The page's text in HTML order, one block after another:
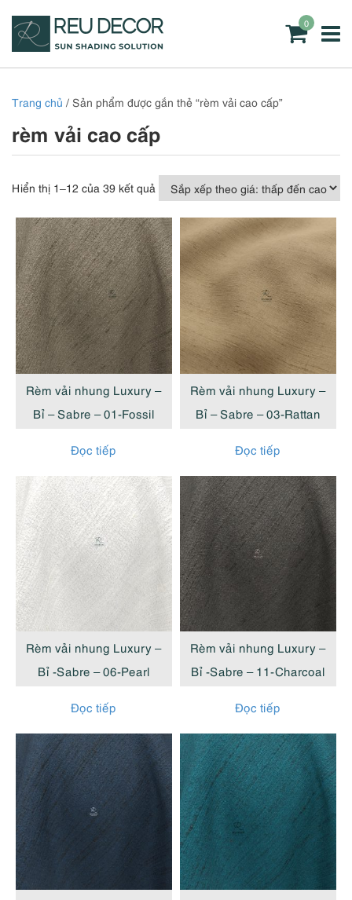
0
Trang chủ / Sản phẩm được gắn thẻ “rèm vải cao cấp”
rèm vải cao cấp
Hiển thị 1–12 của 39 kết quả
xếp
theo
giá:
thấp
đến
cao
Rèm vải nhung Luxury –
Bỉ – Sabre – 01-Fossil
Đọc tiếp
Rèm vải nhung Luxury –
Bỉ – Sabre – 03-Rattan
Đọc tiếp
Rèm vải nhung Luxury –
Bỉ -Sabre – 06-Pearl
Đọc tiếp
Rèm vải nhung Luxury –
Bỉ -Sabre – 11-Charcoal
Đọc tiếp